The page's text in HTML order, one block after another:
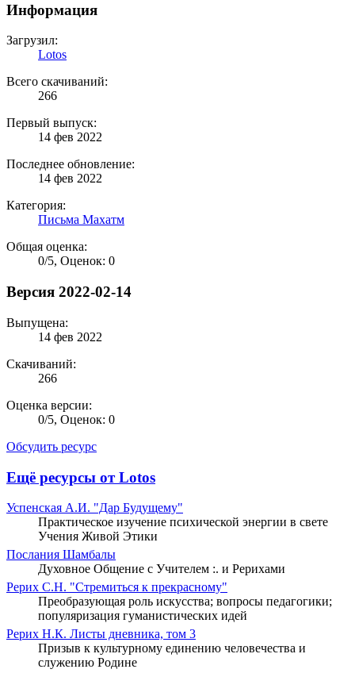
Информация
Загрузил:
Lotos
Всего скачиваний:
266
Первый выпуск:
14 фев 2022
Последнее обновление:
14 фев 2022
Категория:
Письма Махатм
Общая оценка:
0/5, Оценок: 0
Версия 2022-02-14
Выпущена:
14 фев 2022
Скачиваний:
266
Оценка версии:
0/5, Оценок: 0
Обсудить ресурс
Ещё ресурсы от Lotos
Успенская А.И. "Дар Будущему"
Практическое изучение психической энергии в свете
Учения Живой Этики
Послания Шамбалы
Духовное Общение с Учителем :. и Рерихами
Рерих С.Н. "Стремиться к прекрасному"
Преобразующая роль искусства; вопросы педагогики;
популяризация гуманистических идей
Рерих Н.К. Листы дневника, том 3
Призыв к культурному единению человечества и
служению Родине